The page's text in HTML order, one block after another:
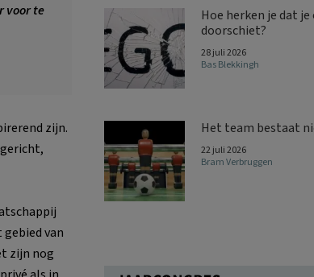
voor te
zijn.
van
zijn nog
Hoe herken je dat je
doorschiet?
28 juli 2026
Bas Blekkingh
Het team bestaat
22 juli 2026
Bram Verbruggen